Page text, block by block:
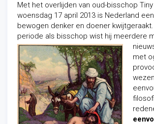
Met het overlijden van oud-bisschop
woensdag 17 april 2013 is Nederland
bewogen denker en doener
periode als bisschop wist hij meerdere
met